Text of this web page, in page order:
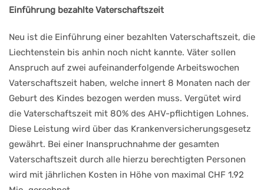
Einführung bezahlte Vaterschaftszeit
Neu ist die Einführung einer bezahlten Vaterschaftszeit, die
Liechtenstein bis anhin noch nicht kannte. Väter sollen
Anspruch auf zwei aufeinanderfolgende Arbeitswochen
Vaterschaftszeit haben, welche innert 8 Monaten nach der
Geburt des Kindes bezogen werden muss. Vergütet wird
die Vaterschaftszeit mit 80% des AHV-pflichtigen Lohnes.
Diese Leistung wird über das Krankenversicherungsgesetz
gewährt. Bei einer Inanspruchnahme der gesamten
Vaterschaftszeit durch alle hierzu berechtigten Personen
wird mit jährlichen Kosten in Höhe von maximal CHF 1.92